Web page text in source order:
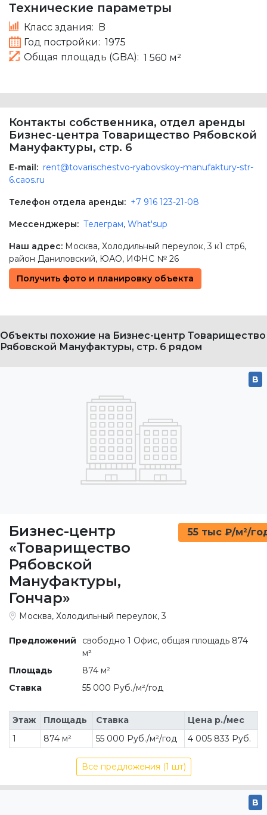
Технические параметры
Класс здания: B
Год постройки: 1975
Общая площадь (GBA): 1 560 м²
Контакты собственника, отдел аренды
Бизнес-центра Товарищество Рябовской
Мануфактуры, стр. 6
E-mail: rent@tovarischestvo-ryabovskoy-manufaktury-str-
6.caos.ru
Телефон отдела аренды: +7 916 123-21-08
Мессенджеры: Телеграм, What'sup
Наш адрес: Москва, Холодильный переулок, 3 к1 стр6,
район Даниловский, ЮАО, ИФНС № 26
Получить фото и планировку объекта
Объекты похожие на Бизнес-центр Товарищество
Рябовской Мануфактуры, стр. 6 рядом
B
Бизнес-центр
«Товарищество
Рябовской
Мануфактуры,
Гончар»
55 тыс ₽/м²/
Москва, Холодильный переулок, 3
Предложений
свободно 1 Офис, общая площадь 874
м²
Площадь
874 м²
Ставка
55 000 Руб./м²/год
Этаж Площадь Ставка
Цена р./мес
1
874 м² 55 000 Руб./м²/год 4 005 833 Руб.
Все предложения (1 шт)
B